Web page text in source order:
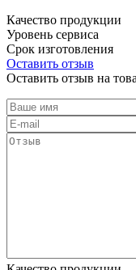
Качество продукции
Уровень сервиса
Срок изготовления
Оставить отзыв
Оставить отзыв на